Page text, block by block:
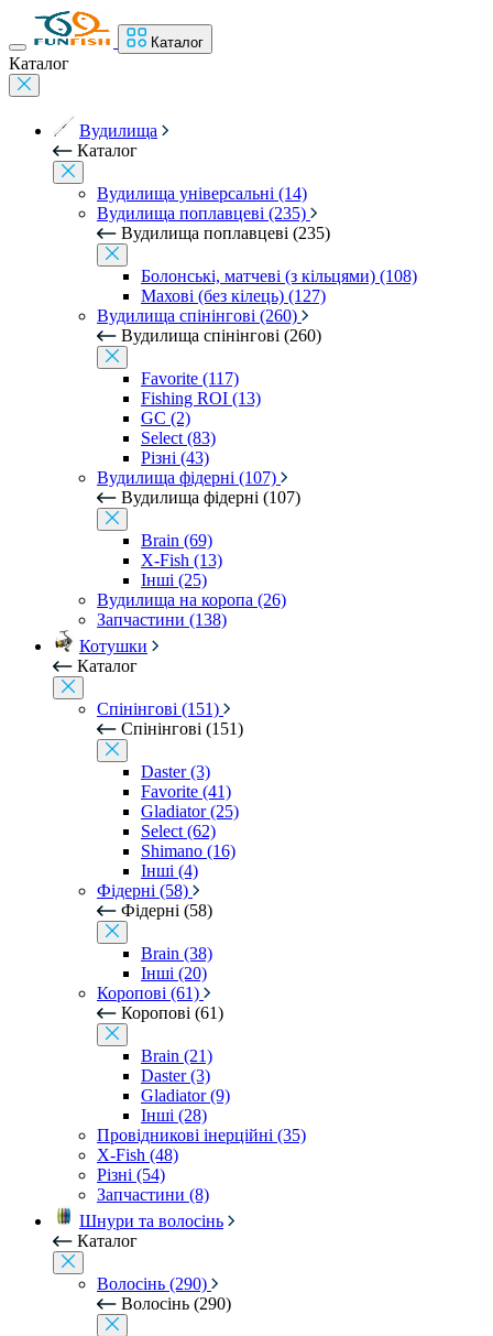
Каталог
Каталог
Вудилища
Каталог
Вудилища універсальні (14)
Вудилища поплавцеві (235)
Вудилища поплавцеві (235)
Болонські, матчеві (з кільцями) (108)
Махові (без кілець) (127)
Вудилища спінінгові (260)
Вудилища спінінгові (260)
Favorite (117)
Fishing ROI (13)
GC (2)
Select (83)
Різні (43)
Вудилища фідерні (107)
Вудилища фідерні (107)
Brain (69)
X-Fish (13)
Інші (25)
Вудилища на коропа (26)
Запчастини (138)
Котушки
Каталог
Спінінгові (151)
Спінінгові (151)
Daster (3)
Favorite (41)
Gladiator (25)
Select (62)
Shimano (16)
Інші (4)
Фідерні (58)
Фідерні (58)
Brain (38)
Інші (20)
Коропові (61)
Коропові (61)
Brain (21)
Daster (3)
Gladiator (9)
Інші (28)
Провідникові інерційні (35)
X-Fish (48)
Різні (54)
Запчастини (8)
Шнури та волосінь
Каталог
Волосінь (290)
Волосінь (290)